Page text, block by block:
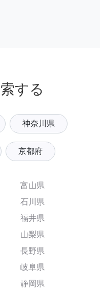
する
神奈川県
京都府
富山県
石川県
福井県
山梨県
長野県
岐阜県
静岡県